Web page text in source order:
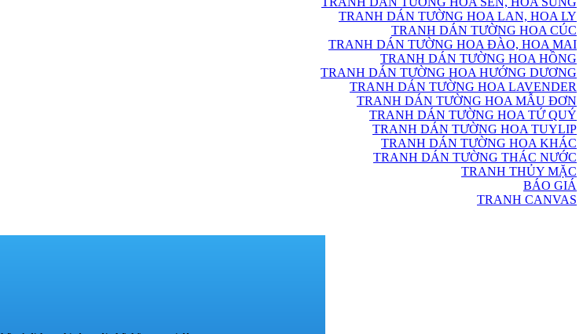
TRANH DÁN TƯỜNG HOA LAN, HOA LY
TRANH DÁN TƯỜNG HOA CÚC
TRANH DÁN TƯỜNG HOA ĐÀO, HOA MAI
TRANH DÁN TƯỜNG HOA HỒNG
TRANH DÁN TƯỜNG HOA HƯỚNG DƯƠNG
TRANH DÁN TƯỜNG HOA LAVENDER
TRANH DÁN TƯỜNG HOA MẪU ĐƠN
TRANH DÁN TƯỜNG HOA TỨ QUÝ
TRANH DÁN TƯỜNG HOA TUYLIP
TRANH DÁN TƯỜNG HOA KHÁC
TRANH DÁN TƯỜNG THÁC NƯỚC
TRANH THỦY MẶC
BÁO GIÁ
TRANH CANVAS